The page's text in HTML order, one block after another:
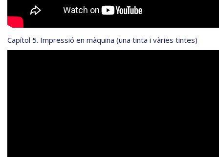
Capítol 5. Impressió en màquina (una tinta i vàries tintes)